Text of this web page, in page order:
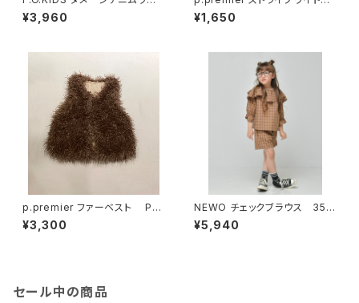
パンツ R421126
¥3,960
ンツ P420026
¥1,650
p.premier ファーベスト P41
5016
¥3,300
NEWO チェックブラウス 352
6706
¥5,940
セール中の商品